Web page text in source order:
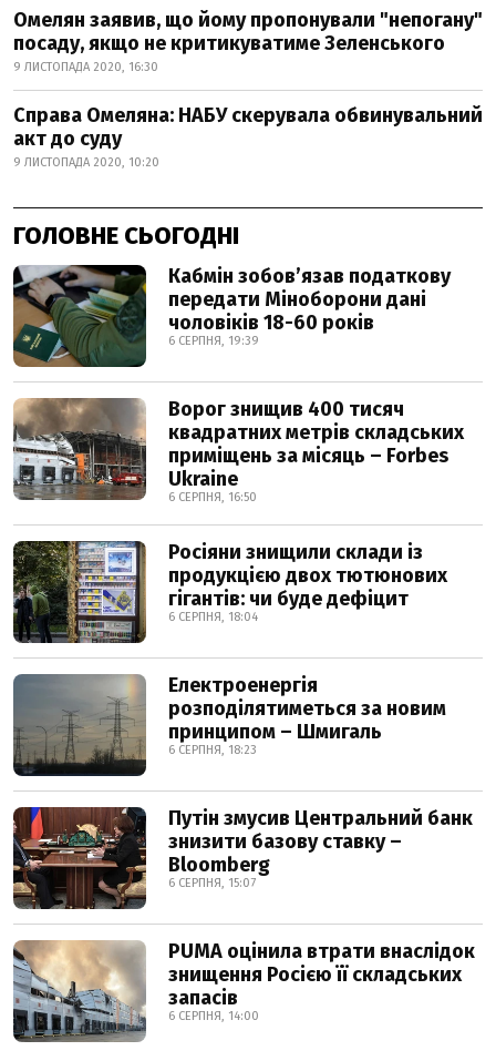
Омелян заявив, що йому пропонували "непогану"
посаду, якщо не критикуватиме Зеленського
9 ЛИСТОПАДА 2020, 16:30
Справа Омеляна: НАБУ скерувала обвинувальний
акт до суду
9 ЛИСТОПАДА 2020, 10:20
ГОЛОВНЕ СЬОГОДНІ
Кабмін зобовʼязав податкову
передати Міноборони дані
чоловіків 18-60 років
6 СЕРПНЯ, 19:39
Ворог знищив 400 тисяч
квадратних метрів складських
приміщень за місяць – Forbes
Ukraine
6 СЕРПНЯ, 16:50
Росіяни знищили склади із
продукцією двох тютюнових
гігантів: чи буде дефіцит
6 СЕРПНЯ, 18:04
Електроенергія
розподілятиметься за новим
принципом – Шмигаль
6 СЕРПНЯ, 18:23
Путін змусив Центральний банк
знизити базову ставку –
Bloomberg
6 СЕРПНЯ, 15:07
PUMA оцінила втрати внаслідок
знищення Росією її складських
запасів
6 СЕРПНЯ, 14:00